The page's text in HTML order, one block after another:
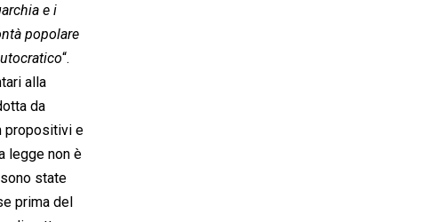
e i
popolare
“.
alla
da
propositivi e
legge non è
state
prima del